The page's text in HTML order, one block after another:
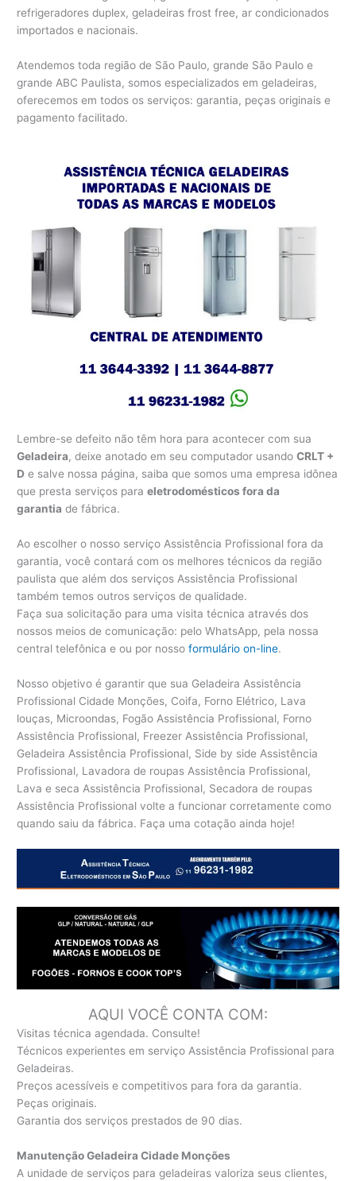
refrigeradores duplex, geladeiras frost free, ar condicionados
importados e nacionais.
Atendemos toda região de São Paulo, grande São Paulo e
grande ABC Paulista, somos especializados em geladeiras,
oferecemos em todos os serviços: garantia, peças originais e
pagamento facilitado.
Lembre-se defeito não têm hora para acontecer com sua
Geladeira, deixe anotado em seu computador usandoCRLT +
D e salve nossa página, saiba que somos uma empresa idônea
que presta serviços paraeletrodomésticos fora da
garantia de fábrica.
Ao escolher o nosso serviço Assistência Profissional fora da
garantia, você contará com os melhores técnicos da região
paulista que além dos serviços Assistência Profissional
também temos outros serviços de qualidade.
Faça sua solicitação para uma visita técnica através dos
nossos meios de comunicação: pelo WhatsApp, pela nossa
central telefônica e ou por nossoformulário on-line.
Nosso objetivo é garantir que sua Geladeira Assistência
Profissional Cidade Monções, Coifa, Forno Elétrico, Lava
louças, Microondas, Fogão Assistência Profissional, Forno
Assistência Profissional, Freezer Assistência Profissional,
Geladeira Assistência Profissional, Side by side Assistência
Profissional, Lavadora de roupas Assistência Profissional,
Lava e seca Assistência Profissional, Secadora de roupas
Assistência Profissional volte a funcionar corretamente como
quando saiu da fábrica. Faça uma cotação ainda hoje!
AQUI VOCÊ CONTA COM:
Visitas técnica agendada. Consulte!
Técnicos experientes em serviço Assistência Profissional para
Geladeiras.
Preços acessíveis e competitivos para fora da garantia.
Peças originais.
Garantia dos serviços prestados de 90 dias.
Manutenção Geladeira Cidade Monções
A unidade de serviços para geladeiras valoriza seus clientes,